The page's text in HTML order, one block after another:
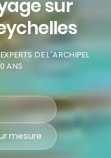
sur
DE L'ARCHIPEL
ANS
mesure